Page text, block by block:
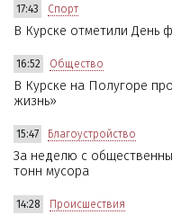
17:43 Спорт
В Курске отметили День
16:52 Общество
В Курске на Полугоре
жизнь»
15:47 Благоустройство
За неделю с
тонн мусора
14:28 Происшествия